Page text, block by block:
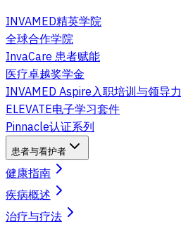
INVAMED精英学院
全球合作学院
InvaCare 患者赋能
医疗卓越奖学金
INVAMED Aspire入职培训与领导力
ELEVATE电子学习套件
Pinnacle认证系列
患者与看护者
健康指南
疾病概述
治疗与疗法